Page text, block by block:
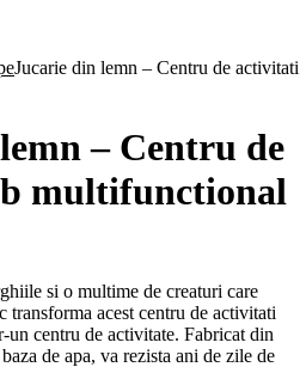
Jucarie din lemn – Centru de activitati
– Centru de
multifunctional
si o multime de creaturi care
transforma acest centru de activitati
centru de activitate. Fabricat din
de apa, va rezista ani de zile de